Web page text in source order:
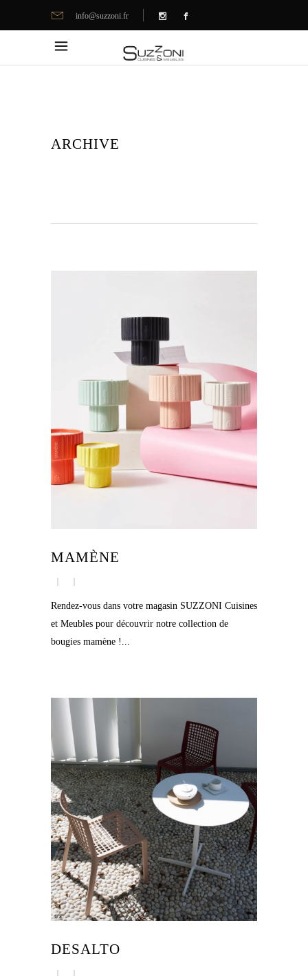
info@suzzoni.fr
ARCHIVE
MAMÈNE
Rendez-vous dans votre magasin SUZZONI Cuisines
et Meubles pour découvrir notre collection de
bougies mamène !...
DESALTO